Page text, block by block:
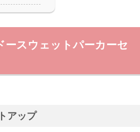
ースウェットパーカーセ
アップ